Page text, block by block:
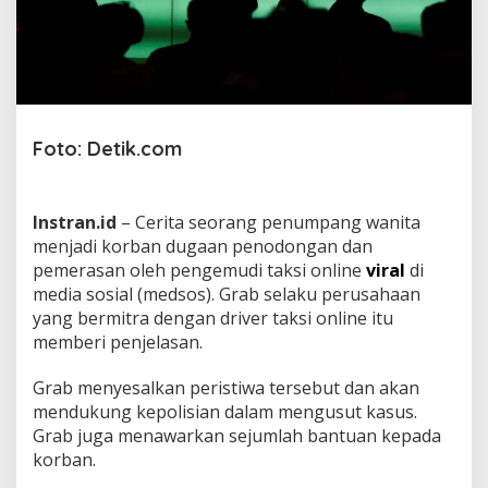
i
r
a
r
v
o
d
o
n
g
P
e
u
m
p
a
Foto: Detik.com
Instran.id – Cerita seorang penumpang wanita
menjadi korban dugaan penodongan dan
pemerasan oleh pengemudi taksi online viral di
media sosial (medsos). Grab selaku perusahaan
yang bermitra dengan driver taksi online itu
memberi penjelasan.
Grab menyesalkan peristiwa tersebut dan akan
mendukung kepolisian dalam mengusut kasus.
Grab juga menawarkan sejumlah bantuan kepada
korban.